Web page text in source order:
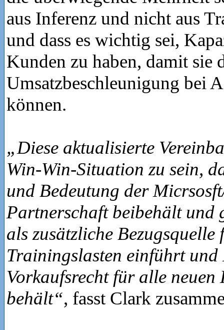
aus Inferenz und nicht aus
und dass es wichtig sei,
Kunden zu haben, damit sie
Umsatzbeschleunigung bei
können.
„Diese aktualisierte
Win-Win-Situation zu sein,
und Bedeutung der
Partnerschaft beibehält und
als zusätzliche
Trainingslasten einführt
Vorkaufsrecht für alle neuen
behält“, fasst Clark